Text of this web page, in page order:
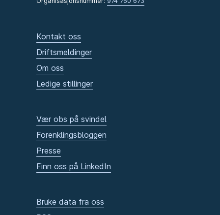
Kontakt oss
Driftsmeldinger
Om oss
Ledige stillinger
Vær obs på svindel
Forenklingsbloggen
Presse
Finn oss på LinkedIn
Bruke data fra oss